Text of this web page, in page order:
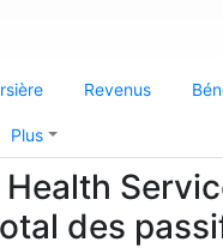
Revenus
Plus
des